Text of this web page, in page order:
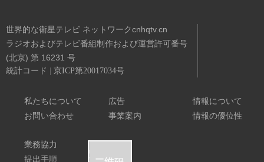
世界的な衛星テレビ ネットワークcnhqtv.cn
ラジオおよびテレビ番組制作および運営許可番号
(北京) 第 16231 号
統計コード 京ICP第20017034号
私たちについて
お問い合わせ
広告
事業案内
情報について
情報の優位性
業務協力
提出手順